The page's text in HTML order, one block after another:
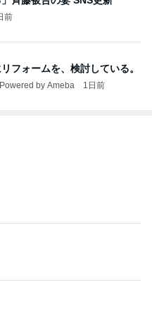
前
フォームを、検討している。
by Ameba 1日前